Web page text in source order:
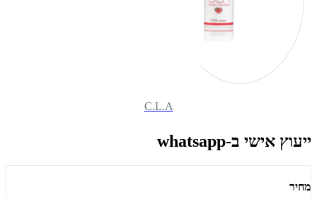
C.L.A
ייעוץ אישי ב-whatsapp
מחיר